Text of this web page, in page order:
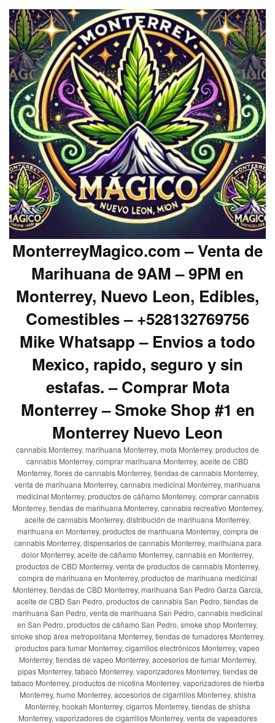
MonterreyMagico.com – Venta de
Marihuana de 9AM – 9PM en
Monterrey, Nuevo Leon, Edibles,
Comestibles – +528132769756
Mike Whatsapp – Envios a todo
Mexico, rapido, seguro y sin
estafas. – Comprar Mota
Monterrey – Smoke Shop #1 en
Monterrey Nuevo Leon
cannabis Monterrey, marihuana Monterrey, mota Monterrey, productos de
cannabis Monterrey, comprar marihuana Monterrey, aceite de CBD
Monterrey, flores de cannabis Monterrey, tiendas de cannabis Monterrey,
venta de marihuana Monterrey, cannabis medicinal Monterrey, marihuana
medicinal Monterrey, productos de cáñamo Monterrey, comprar cannabis
Monterrey, tiendas de marihuana Monterrey, cannabis recreativo Monterrey,
aceite de cannabis Monterrey, distribución de marihuana Monterrey,
marihuana en Monterrey, productos de marihuana Monterrey, compra de
cannabis Monterrey, dispensarios de cannabis Monterrey, marihuana para
dolor Monterrey, aceite de cáñamo Monterrey, cannabis en Monterrey,
productos de CBD Monterrey, venta de productos de cannabis Monterrey,
compra de marihuana en Monterrey, productos de marihuana medicinal
Monterrey, tiendas de CBD Monterrey, marihuana San Pedro Garza García,
aceite de CBD San Pedro, productos de cannabis San Pedro, tiendas de
marihuana San Pedro, venta de marihuana San Pedro, cannabis medicinal
en San Pedro, productos de cáñamo San Pedro, smoke shop Monterrey,
smoke shop área metropolitana Monterrey, tiendas de fumadores Monterrey,
productos para fumar Monterrey, cigarrillos electrónicos Monterrey, vapeo
Monterrey, tiendas de vapeo Monterrey, accesorios de fumar Monterrey,
pipas Monterrey, tabaco Monterrey, vaporizadores Monterrey, tiendas de
tabaco Monterrey, productos de nicotina Monterrey, vaporizadores de hierba
Monterrey, humo Monterrey, accesorios de cigarrillos Monterrey, shisha
Monterrey, hookah Monterrey, cigarros Monterrey, tiendas de shisha
Monterrey, vaporizadores de cigarrillos Monterrey, venta de vapeadores